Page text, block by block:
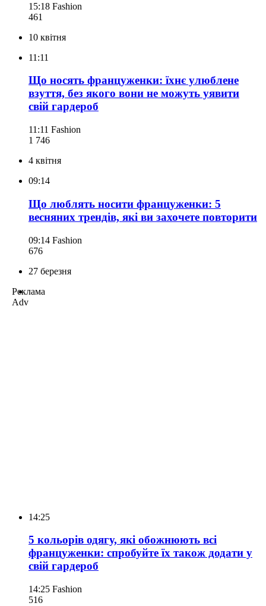
15:18 Fashion
461
10 квітня
11:11
Що носять француженки: їхнє улюблене
взуття, без якого вони не можуть уявити
свій гардероб
11:11 Fashion
1 746
4 квітня
09:14
Що люблять носити француженки: 5
весняних трендів, які ви захочете повторити
09:14 Fashion
676
27 березня
Реклама
Adv
14:25
5 кольорів одягу, які обожнюють всі
француженки: спробуйте їх також додати у
свій гардероб
14:25 Fashion
516